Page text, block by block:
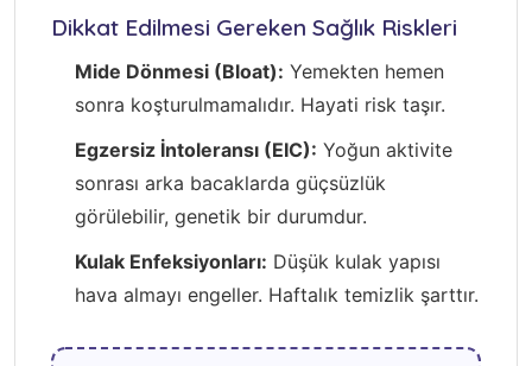
Dikkat Edilmesi Gereken Sağlık Riskleri
Mide Dönmesi (Bloat): Yemekten hemen
sonra koşturulmamalıdır. Hayati risk taşır.
Egzersiz İntoleransı (EIC): Yoğun aktivite
sonrası arka bacaklarda güçsüzlük
görülebilir, genetik bir durumdur.
Kulak Enfeksiyonları: Düşük kulak yapısı
hava almayı engeller. Haftalık temizlik şarttır.